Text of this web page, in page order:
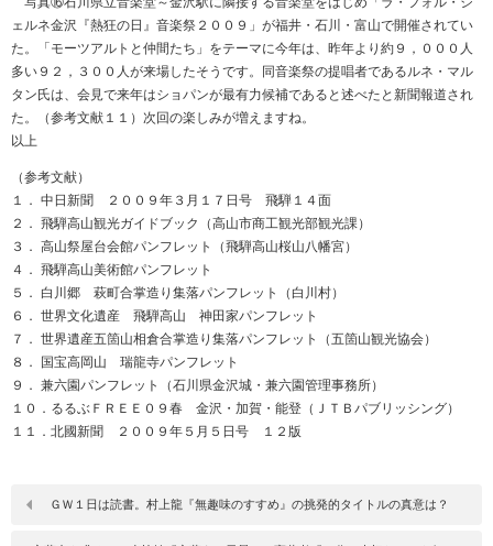
ェルネ金沢『熱狂の日』音楽祭２００９」が福井・石川・富山で開催されてい
た。「モーツアルトと仲間たち」をテーマに今年は、昨年より約９，０００人
多い９２，３００人が来場したそうです。同音楽祭の提唱者であるルネ・マル
タン氏は、会見で来年はショパンが最有力候補であると述べたと新聞報道され
た。（参考文献１１）次回の楽しみが増えますね。
以上
（参考文献）
１． 中日新聞 ２００９年３月１７日号 飛騨１４面
２． 飛騨高山観光ガイドブック（高山市商工観光部観光課）
３． 高山祭屋台会館パンフレット（飛騨高山桜山八幡宮）
４． 飛騨高山美術館パンフレット
５． 白川郷 萩町合掌造り集落パンフレット（白川村）
６． 世界文化遺産 飛騨高山 神田家パンフレット
７． 世界遺産五箇山相倉合掌造り集落パンフレット（五箇山観光協会）
８． 国宝高岡山 瑞龍寺パンフレット
９． 兼六園パンフレット（石川県金沢城・兼六園管理事務所）
１０．るるぶＦＲＥＥ０９春 金沢・加賀・能登（ＪＴＢパブリッシング）
１１．北國新聞 ２００９年５月５日号 １２版
ＧＷ１日は読書。村上龍『無趣味のすすめ』の挑発的タイトルの真意は？